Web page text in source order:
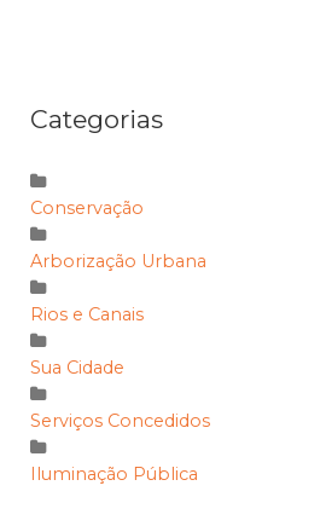
Categorias
Conservação
Arborização Urbana
Rios e Canais
Sua Cidade
Serviços Concedidos
Iluminação Pública